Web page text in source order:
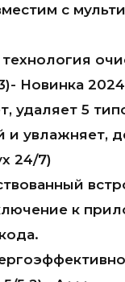
с
Новинка 2024
удаляет 5
и увлажняет,
24/7)
к